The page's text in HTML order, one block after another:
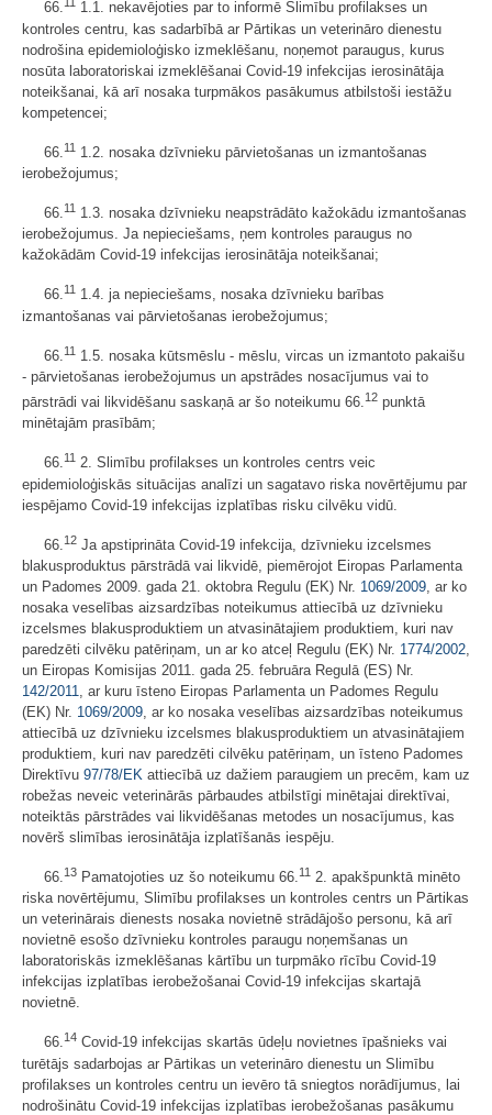
66.
1.1. nekavējoties par to informē Slimību profilakses un
kontroles centru, kas sadarbībā ar Pārtikas un veterināro dienestu
nodrošina epidemioloģisko izmeklēšanu, noņemot paraugus, kurus
nosūta laboratoriskai izmeklēšanai Covid-19 infekcijas ierosinātāja
noteikšanai, kā arī nosaka turpmākos pasākumus atbilstoši iestāžu
kompetencei;
66. 11 1.2. nosaka dzīvnieku pārvietošanas un izmantošanas
ierobežojumus;
66.11 1.3. nosaka dzīvnieku neapstrādāto kažokādu izmantošanas
ierobežojumus. Ja nepieciešams, ņem kontroles paraugus no
kažokādām Covid-19 infekcijas ierosinātāja noteikšanai;
66.11
1.4. ja nepieciešams, nosaka dzīvnieku barības
izmantošanas vai pārvietošanas ierobežojumus;
66. 11 1.5. nosaka kūtsmēslu - mēslu, vircas un izmantoto pakaišu
- pārvietošanas ierobežojumus un apstrādes nosacījumus vai to
pārstrādi vai likvidēšanu saskaņā ar šo noteikumu 66.12 punktā
minētajām prasībām;
66.11 2. Slimību profilakses un kontroles centrs veic
epidemioloģiskās situācijas analīzi un sagatavo riska novērtējumu par
iespējamo Covid-19 infekcijas izplatības risku cilvēku vidū.
66. 12 Ja apstiprināta Covid-19 infekcija, dzīvnieku izcelsmes
blakusproduktus pārstrādā vai likvidē, piemērojot Eiropas Parlamenta
un Padomes 2009. gada 21. oktobra Regulu (EK) Nr. 1069/2009 , ar ko
nosaka veselības aizsardzības noteikumus attiecībā uz dzīvnieku
izcelsmes blakusproduktiem un atvasinātajiem produktiem, kuri nav
paredzēti cilvēku patēriņam, un ar ko atceļ Regulu (EK) Nr. 1774/2002
un Eiropas Komisijas 2011. gada 25. februāra Regulā (ES) Nr.
142/2011
, ar kuru īsteno Eiropas Parlamenta un Padomes Regulu
(EK) Nr. 1069/2009 , ar ko nosaka veselības aizsardzības noteikumus
attiecībā uz dzīvnieku izcelsmes blakusproduktiem un atvasinātajiem
produktiem, kuri nav paredzēti cilvēku patēriņam, un īsteno Padomes
Direktīvu 97/78/EK attiecībā uz dažiem paraugiem un precēm, kam uz
robežas neveic veterinārās pārbaudes atbilstīgi minētajai direktīvai,
noteiktās pārstrādes vai likvidēšanas metodes un nosacījumus, kas
novērš slimības ierosinātāja izplatīšanās iespēju.
66.13 Pamatojoties uz šo noteikumu 66.11 2. apakšpunktā minēto
riska novērtējumu, Slimību profilakses un kontroles centrs un Pārtikas
un veterinārais dienests nosaka novietnē strādājošo personu, kā arī
novietnē esošo dzīvnieku kontroles paraugu noņemšanas un
laboratoriskās izmeklēšanas kārtību un turpmāko rīcību Covid-19
infekcijas izplatības ierobežošanai Covid-19 infekcijas skartajā
novietnē.
66.14 Covid-19 infekcijas skartās ūdeļu novietnes īpašnieks vai
turētājs sadarbojas ar Pārtikas un veterināro dienestu un Slimību
profilakses un kontroles centru un ievēro tā sniegtos norādījumus, lai
nodrošinātu Covid-19 infekcijas izplatības ierobežošanas pasākumu